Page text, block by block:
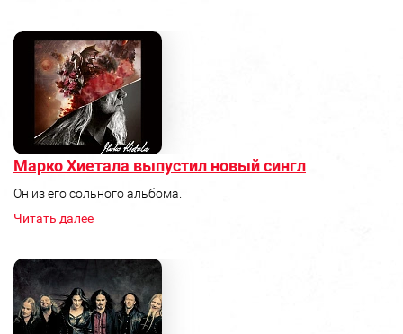
Марко Хиетала выпустил новый сингл
Он из его сольного альбома.
Читать далее